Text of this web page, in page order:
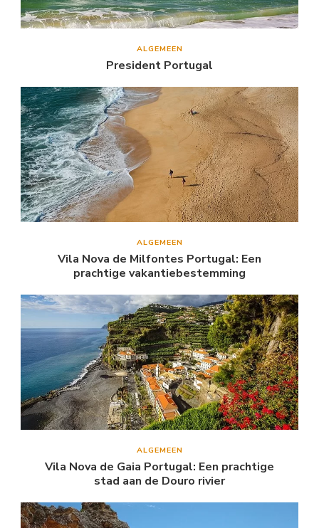
ALGEMEEN
President Portugal
ALGEMEEN
Vila Nova de Milfontes Portugal: Een
prachtige vakantiebestemming
ALGEMEEN
Vila Nova de Gaia Portugal: Een prachtige
stad aan de Douro rivier